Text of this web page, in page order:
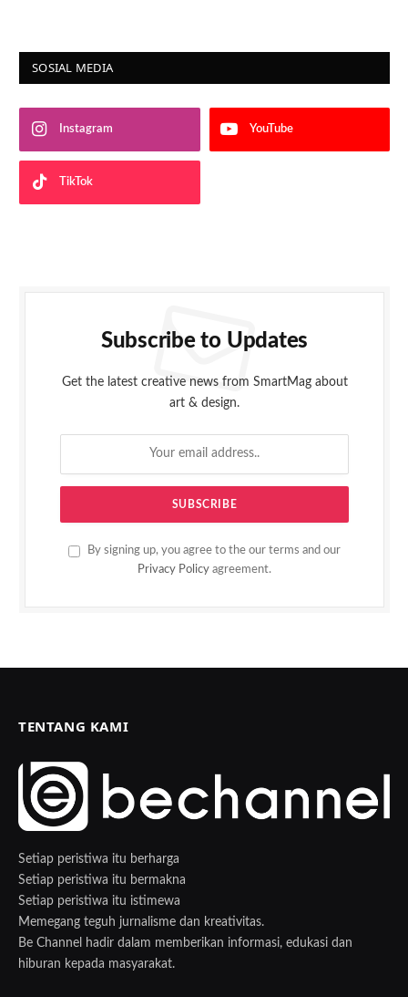
SOSIAL MEDIA
Instagram YouTube
TikTok
Subscribe to Updates
Get the latest creative news from SmartMag about
art & design.
By signing up, you agree to the our terms and our
Privacy Policy agreement.
TENTANG KAMI
Setiap peristiwa itu berharga
Setiap peristiwa itu bermakna
Setiap peristiwa itu istimewa
Memegang teguh jurnalisme dan kreativitas.
Be Channel hadir dalam memberikan informasi, edukasi dan
hiburan kepada masyarakat.